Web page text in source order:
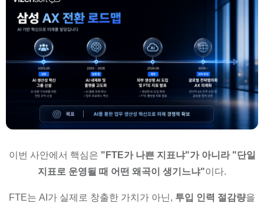
이번 사안에서 핵심은 "FTE가 나쁜 지표냐"가 아니라 "단일
지표로 운영될 때 어떤 왜곡이 생기느냐"이다.
FTE는 AI가 실제로 창출한 가치가 아닌, 투입 인력 절감량을